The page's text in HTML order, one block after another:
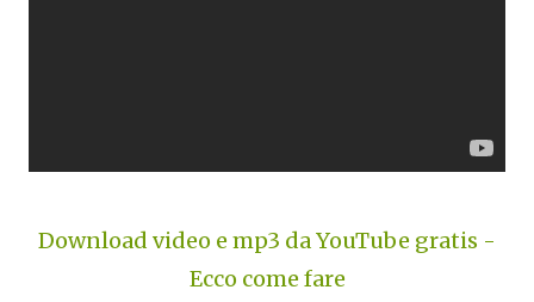
Download video e mp3 da YouTube gratis -
Ecco come fare